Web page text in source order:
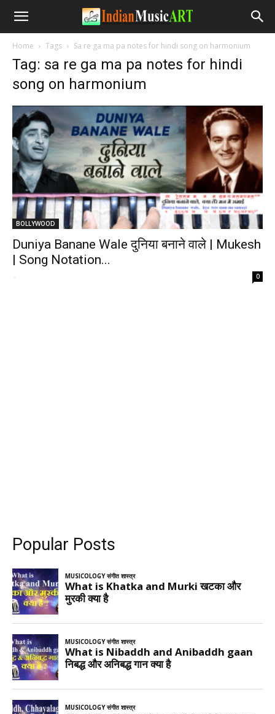
Home Tags Sa re ga ma pa notes for hindi song on harmonium
Tag: sa re ga ma pa notes for hindi
song on harmonium
BOLLYWOOD
Duniya Banane Wale दुनिया बनाने वाले | Mukesh
| Song Notation...
- 0
Popular Posts